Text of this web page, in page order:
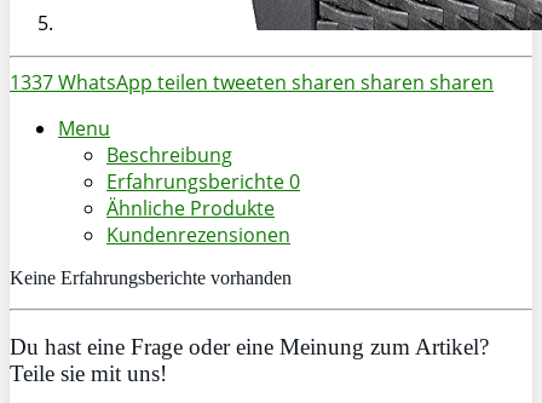
1337WhatsApp teilen tweeten sharen sharen sharen
Menu
Beschreibung
Erfahrungsberichte0
Ähnliche Produkte
Kundenrezensionen
Keine Erfahrungsberichte vorhanden
Du hast eine Frage oder eine Meinung zum Artikel?
Teile sie mit uns!